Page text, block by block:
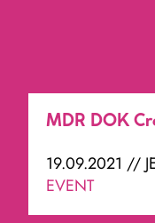
MDR DOK
19.09.2021 //
EVENT